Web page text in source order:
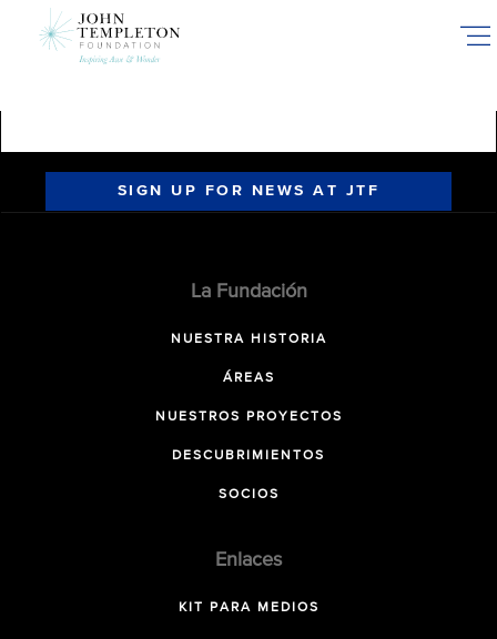
SIGN UP FOR NEWS AT JTF
La Fundación
NUESTRA HISTORIA
ÁREAS
NUESTROS PROYECTOS
DESCUBRIMIENTOS
SOCIOS
Enlaces
KIT PARA MEDIOS